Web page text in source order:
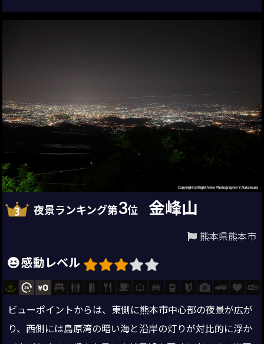
夜景ランキング第3位金峰山
熊本県熊本市
感動レベル
ビューポイントからは、東側に熊本市中心部の夜景が広が
り、西側には島原湾の暗い海と沿岸の灯りが対比的に浮か